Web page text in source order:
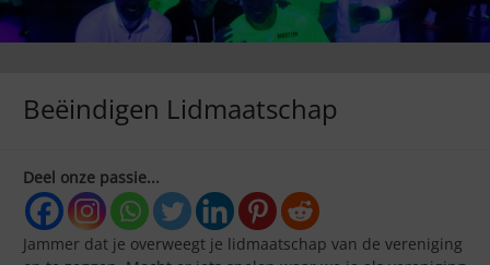
Beëindigen Lidmaatschap
Deel onze passie...
Jammer dat je overweegt je lidmaatschap van de vereniging